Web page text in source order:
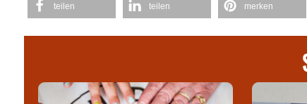
teilen teilen merken